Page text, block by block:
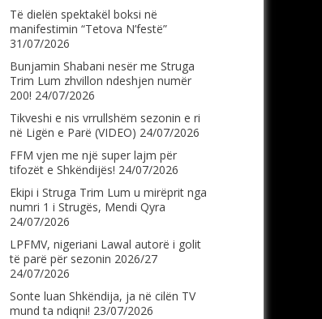
Të dielën spektakël boksi në
manifestimin “Tetova N’festë”
31/07/2026
Bunjamin Shabani nesër me Struga
Trim Lum zhvillon ndeshjen numër
200! 24/07/2026
Tikveshi e nis vrrullshëm sezonin e ri
në Ligën e Parë (VIDEO) 24/07/2026
FFM vjen me një super lajm për
tifozët e Shkëndijës! 24/07/2026
Ekipi i Struga Trim Lum u mirëprit nga
numri 1 i Strugës, Mendi Qyra
24/07/2026
LPFMV, nigeriani Lawal autorë i golit
të parë për sezonin 2026/27
24/07/2026
Sonte luan Shkëndija, ja në cilën TV
mund ta ndiqni! 23/07/2026